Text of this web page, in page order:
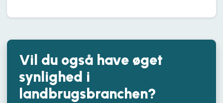
Vil du også have øget
synlighed i
landbrugsbranchen?